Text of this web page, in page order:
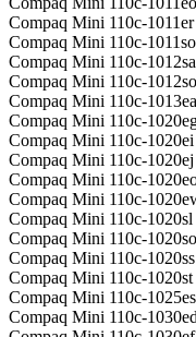
Compaq Mini 110c-1011er
Compaq Mini 110c-1011so
Compaq Mini 110c-1012sa
Compaq Mini 110c-1012so
Compaq Mini 110c-1013ea
Compaq Mini 110c-
Compaq Mini 110c-1020ei
Compaq Mini 110c-1020ej
Compaq Mini 110c-
Compaq Mini 110c-
Compaq Mini 110c-1020sl
Compaq Mini 110c-1020so
Compaq Mini 110c-1020ss
Compaq Mini 110c-1020st
Compaq Mini 110c-1025es
Compaq Mini 110c-1030ed